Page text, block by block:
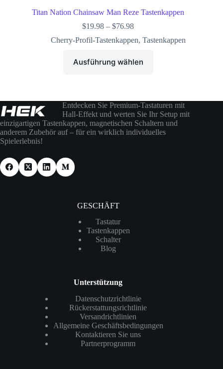
Titan Nation Chainsaw Man Reze Tastenkappen
$19.98 –$76.98
Cherry-Profil-Tastenkappen, Tastenkappen
Ausführung wählen
Entdecken Sie Premium-Tastaturen mit
Hall-Effekt und werten Sie Ihr Setup mit
einzigartigen Tastenkappen, magnetischen Schaltern und
anderem Zubehör auf – für ein wirklich individuelles
Spielerlebnis!
GESCHÄFT
Tastatur
Tastenkappen
Schalter
Blog
Unterstützung
Datenschutzrichtlinie
Rückerstattungsrichtlinie
Versandrichtlinien
Allgemeine Geschäftsbedingungen
Kontaktieren Sie uns
Partnerprogramm